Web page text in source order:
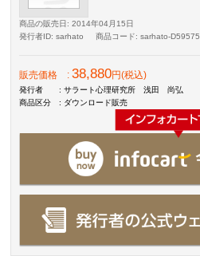
商品の販売日 : 2014年04月15日
発行者ID: sarhato 商品コード: sarhato-D59575
販売価格 :38,880円(税込)
発行者
: サラート心理研究所 浅田 尚弘
商品区分
: ダウンロード販売